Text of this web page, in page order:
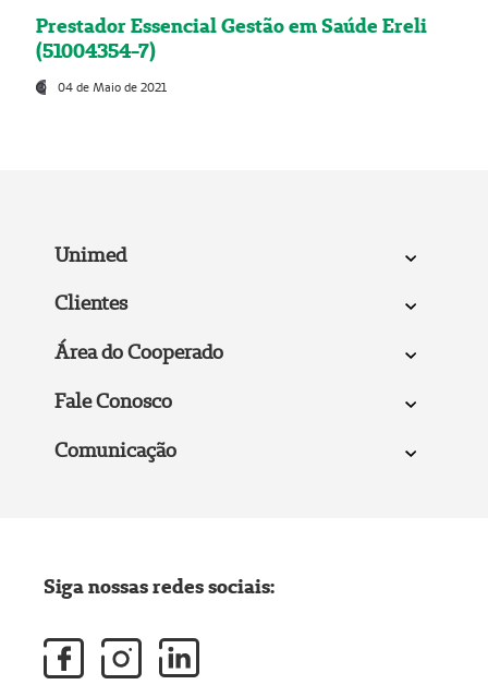
Prestador Essencial Gestão em Saúde Ereli
(51004354-7)
04 de Maio de 2021
Unimed
Clientes
Área do Cooperado
Fale Conosco
Comunicação
Siga nossas redes sociais: